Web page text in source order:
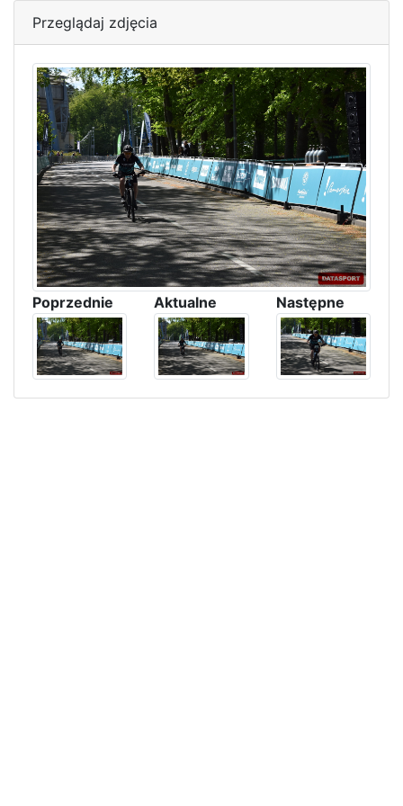
Przeglądaj zdjęcia
Poprzednie Aktualne Następne